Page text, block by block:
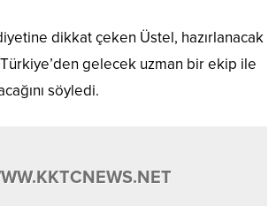
dikkat çeken Üstel, hazırlanacak
Türkiye’den gelecek uzman bir ekip ile
söyledi.